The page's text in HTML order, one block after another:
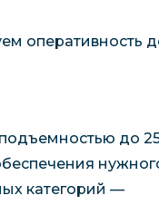
оперативность
до
категорий —